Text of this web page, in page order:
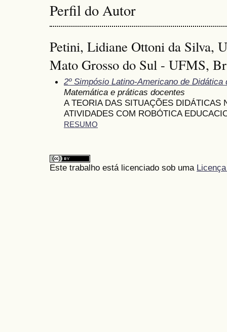
Perfil do Autor
Petini, Lidiane Ottoni da Silva,
Mato Grosso do Sul - UFMS,
2º Simpósio Latino-Americano de Didática
Matemática e práticas docentes
A TEORIA DAS SITUAÇÕES DIDÁTICAS
ATIVIDADES COM ROBÓTICA
RESUMO
Este trabalho está licenciado sob uma